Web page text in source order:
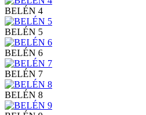
BELÉN 4
BELÉN 5
BELÉN 6
BELÉN 7
BELÉN 8